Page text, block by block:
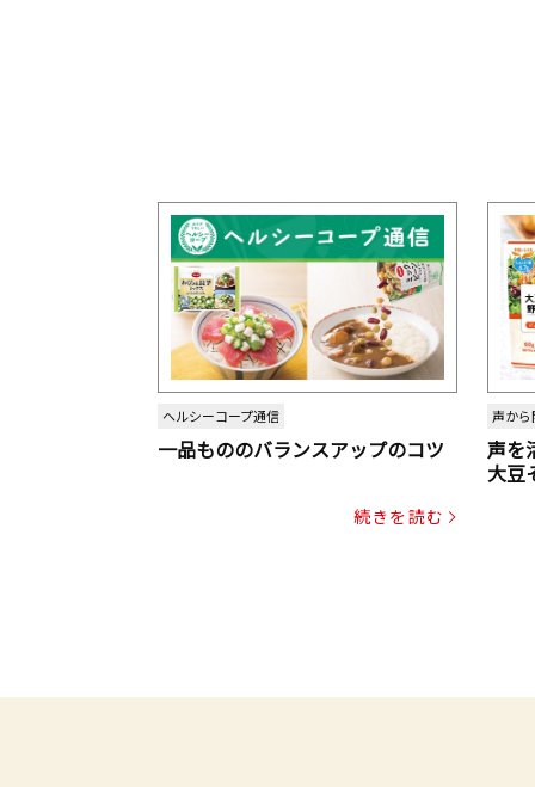
ヘルシーコープ通信
一品もののバランスアップのコツ
続きを読む
声か
声を
大豆